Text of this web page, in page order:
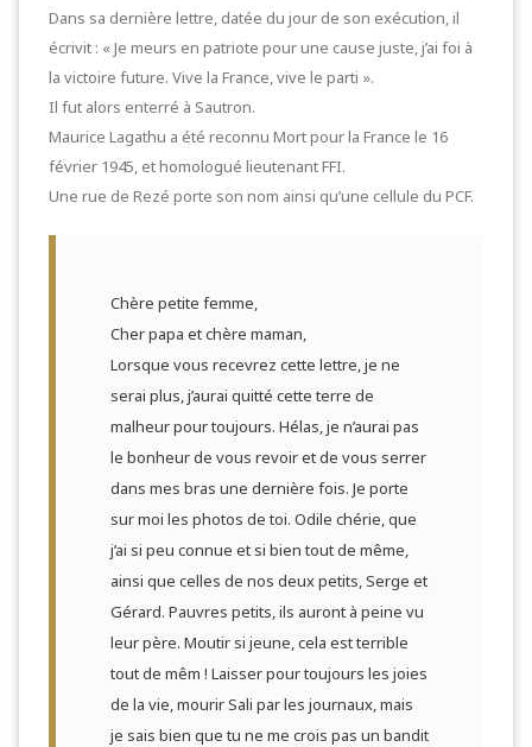
Dans sa dernière lettre, datée du jour de son exécution, il
écrivit : « Je meurs en patriote pour une cause juste, j’ai foi à
la victoire future. Vive la France, vive le parti ».
Il fut alors enterré à Sautron.
Maurice Lagathu a été reconnu Mort pour la France le 16
février 1945, et homologué lieutenant FFI.
Une rue de Rezé porte son nom ainsi qu’une cellule du PCF.
Chère petite femme,
Cher papa et chère maman,
Lorsque vous recevrez cette lettre, je ne
serai plus, j’aurai quitté cette terre de
malheur pour toujours. Hélas, je n’aurai pas
le bonheur de vous revoir et de vous serrer
dans mes bras une dernière fois. Je porte
sur moi les photos de toi. Odile chérie, que
j’ai si peu connue et si bien tout de même,
ainsi que celles de nos deux petits, Serge et
Gérard. Pauvres petits, ils auront à peine vu
leur père. Moutir si jeune, cela est terrible
tout de mêm ! Laisser pour toujours les joies
de la vie, mourir Sali par les journaux, mais
je sais bien que tu ne me crois pas un bandit